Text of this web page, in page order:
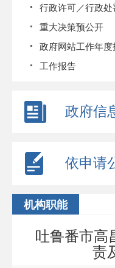
行政许可／行政处
重大决策预公开
政府网站工作年度
工作报告
政府信
依申请
机构职能
吐鲁番市高
责